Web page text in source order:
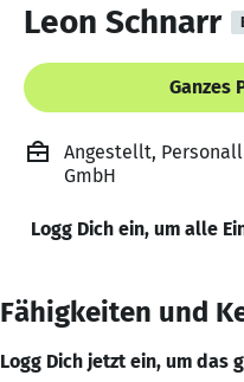
Leon Schnarr
Ganzes
Angestellt,
GmbH
Logg Dich ein, um alle
Fähigkeiten und
Logg Dich jetzt ein, um das